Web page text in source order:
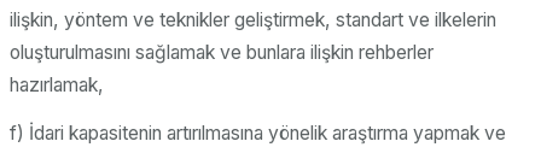
ilişkin, yöntem ve teknikler geliştirmek, standart ve ilkelerin
oluşturulmasını sağlamak ve bunlara ilişkin rehberler
hazırlamak,
f) İdari kapasitenin artırılmasına yönelik araştırma yapmak ve